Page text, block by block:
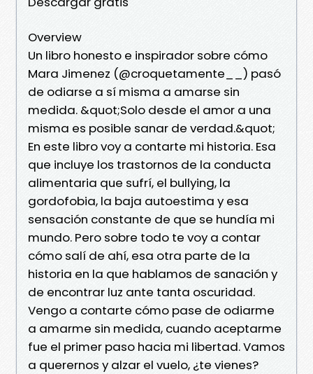
Overview
Un libro honesto e inspirador sobre cómo
Mara Jimenez (@croquetamente__) pasó
de odiarse a sí misma a amarse sin
medida. &quot;Solo desde el amor a una
misma es posible sanar de verdad.&quot;
En este libro voy a contarte mi historia. Esa
que incluye los trastornos de la conducta
alimentaria que sufrí, el bullying, la
gordofobia, la baja autoestima y esa
sensación constante de que se hundía mi
mundo. Pero sobre todo te voy a contar
cómo salí de ahí, esa otra parte de la
historia en la que hablamos de sanación y
de encontrar luz ante tanta oscuridad.
Vengo a contarte cómo pase de odiarme
a amarme sin medida, cuando aceptarme
fue el primer paso hacia mi libertad. Vamos
a querernos y alzar el vuelo, ¿te vienes?